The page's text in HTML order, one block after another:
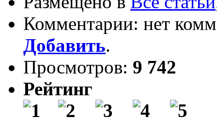
Комментарии: нет
Добавить.
Просмотров: 9 742
Рейтинг